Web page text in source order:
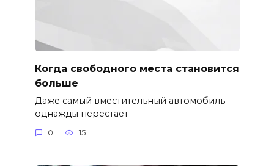
Когда свободного места становится
больше
Даже самый вместительный автомобиль
однажды перестает
0 15